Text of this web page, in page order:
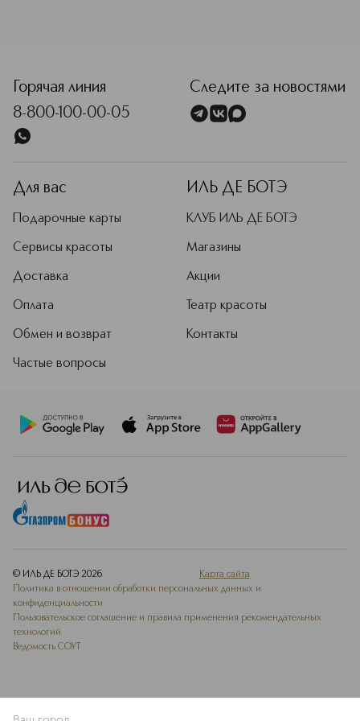
Горячая линия
8-800-100-00-05
Следите за новостями
Для вас
Подарочные карты
Сервисы красоты
Доставка
Оплата
Обмен и возврат
Частые вопросы
ИЛЬ ДЕ БОТЭ
КЛУБ ИЛЬ ДЕ БОТЭ
Магазины
Акции
Театр красоты
Контакты
© ИЛЬ ДЕ БОТЭ 2026
Карта сайта
Политика в отношении обработки персональных данных и
конфиденциальности
Пользовательское соглашение и правила применения рекомендательных
технологий
Ведомость СОУТ